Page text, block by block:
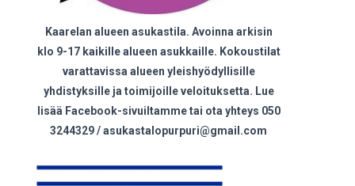
Kaarelan alueen asukastila. Avoinna arkisin
klo 9-17 kaikille alueen asukkaille. Kokoustilat
varattavissa alueen yleishyödyllisille
yhdistyksille ja toimijoille veloituksetta. Lue
lisää Facebook-sivuiltamme tai ota yhteys 050
3244329 / asukastalopurpuri@gmail.com